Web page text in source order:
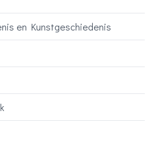
en Kunstgeschiedenis